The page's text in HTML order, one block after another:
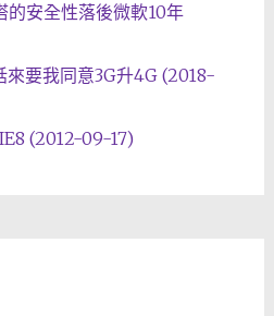
的安全性落後微軟10年
來要我同意3G升4G (2018-
(2012-09-17)